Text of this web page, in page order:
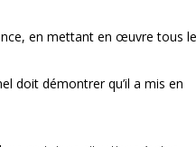
en mettant en œuvre tous
doit démontrer qu’il a mis en